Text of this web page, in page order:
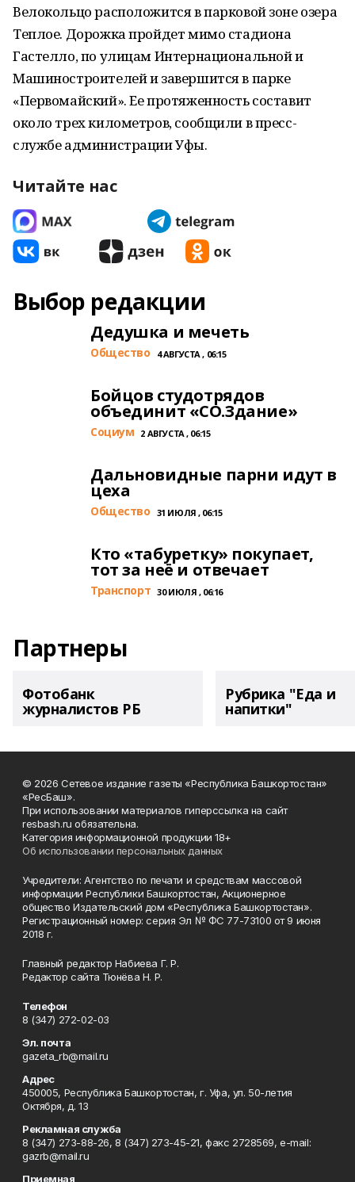
Велокольцо расположится в парковой зоне озера
Теплое. Дорожка пройдет мимо стадиона
Гастелло, по улицам Интернациональной и
Машиностроителей и завершится в парке
«Первомайский». Ее протяженность составит
около трех километров, сообщили в пресс-
службе администрации Уфы.
Читайте нас
Выбор редакции
Дедушка и мечеть
Общество 4 АВГУСТА , 06:15
Бойцов студотрядов
объединит «СО.Здание»
Cоциум 2 АВГУСТА , 06:15
Дальновидные парни идут в
цеха
Общество 31 ИЮЛЯ , 06:15
Кто «табуретку» покупает,
тот за неё и отвечает
Транспорт 30 ИЮЛЯ , 06:16
Партнеры
Фотобанк
журналистов РБ
Рубрика "Еда и
напитки"
© 2026 Сетевое издание газеты «Республика Башкортостан»
«РесБаш».
При использовании материалов гиперссылка на сайт
resbash.ru обязательна.
Категория информационной продукции 18+
Об использовании персональных данных
Учредители: Агентство по печати и средствам массовой
информации Республики Башкортостан, Акционерное
общество Издательский дом «Республика Башкортостан».
Регистрационный номер: серия Эл № ФС 77-73100 от 9 июня
2018 г.
Главный редактор Набиева Г. Р.
Редактор сайта Тюнёва Н. Р.
Телефон
8 (347) 272-02-03
Эл. почта
gazeta_rb@mail.ru
Адрес
450005, Республика Башкортостан, г. Уфа, ул. 50-летия
Октября, д. 13
Рекламная служба
8 (347) 273-88-26, 8 (347) 273-45-21, факс 2728569, e-mail:
gazrb@mail.ru
Приемная